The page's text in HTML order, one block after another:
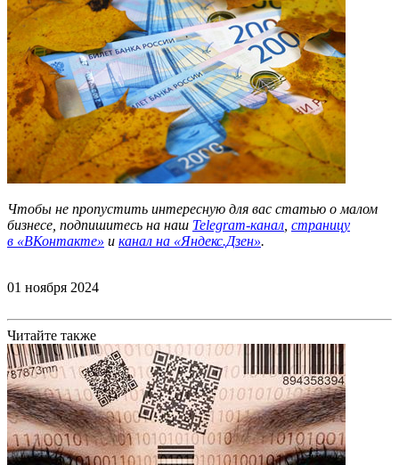
Чтобы не пропустить интересную для вас статью о малом
бизнесе, подпишитесь на наш Telegram-канал, страницу
в «ВКонтакте» и канал на «Яндекс.Дзен».
01 ноября 2024
Читайте также